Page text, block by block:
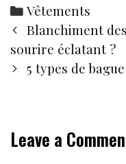
Categories
Vêtements
Post
navigation
Blanchiment
sourire éclatant ?
5 types de
Leave a